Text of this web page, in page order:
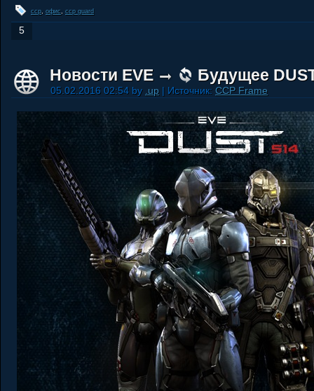
ccp, офис ccp guard
5
Новости EVE Будущее
05.02.2016 02:54 by .up | Источник: CCP Frame